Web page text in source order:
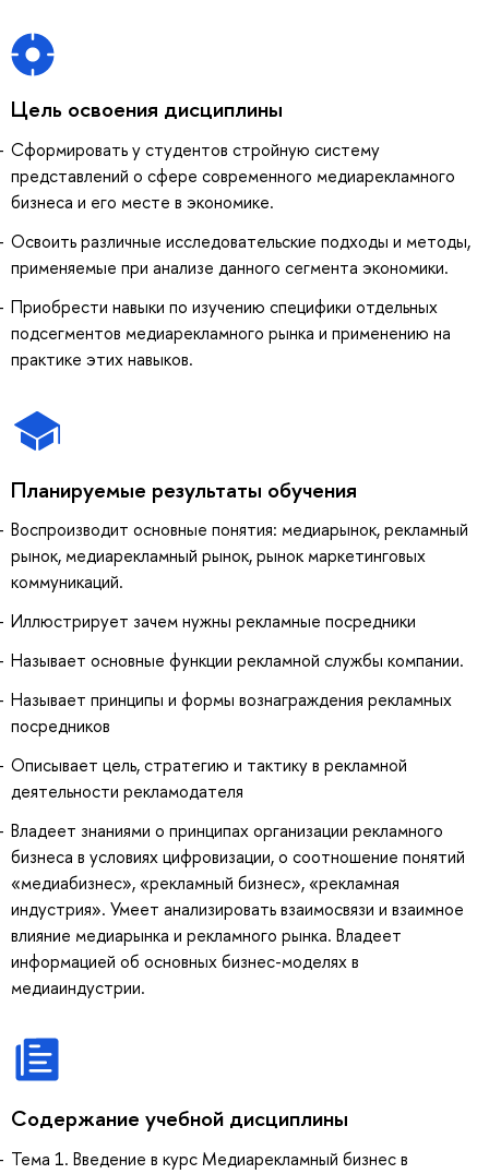
Цель освоения дисциплины
Сформировать у студентов стройную систему
представлений о сфере современного медиарекламного
бизнеса и его месте в экономике.
Освоить различные исследовательские подходы и методы,
применяемые при анализе данного сегмента экономики.
Приобрести навыки по изучению специфики отдельных
подсегментов медиарекламного рынка и применению на
практике этих навыков.
Планируемые результаты обучения
Воспроизводит основные понятия: медиарынок, рекламный
рынок, медиарекламный рынок, рынок маркетинговых
коммуникаций.
Иллюстрирует зачем нужны рекламные посредники
Называет основные функции рекламной службы компании.
Называет принципы и формы вознаграждения рекламных
посредников
Описывает цель, стратегию и тактику в рекламной
деятельности рекламодателя
Владеет знаниями о принципах организации рекламного
бизнеса в условиях цифровизации, о соотношение понятий
«медиабизнес», «рекламный бизнес», «рекламная
индустрия». Умеет анализировать взаимосвязи и взаимное
влияние медиарынка и рекламного рынка. Владеет
информацией об основных бизнес-моделях в
медиаиндустрии.
Содержание учебной дисциплины
Тема 1. Введение в курс Медиарекламный бизнес в